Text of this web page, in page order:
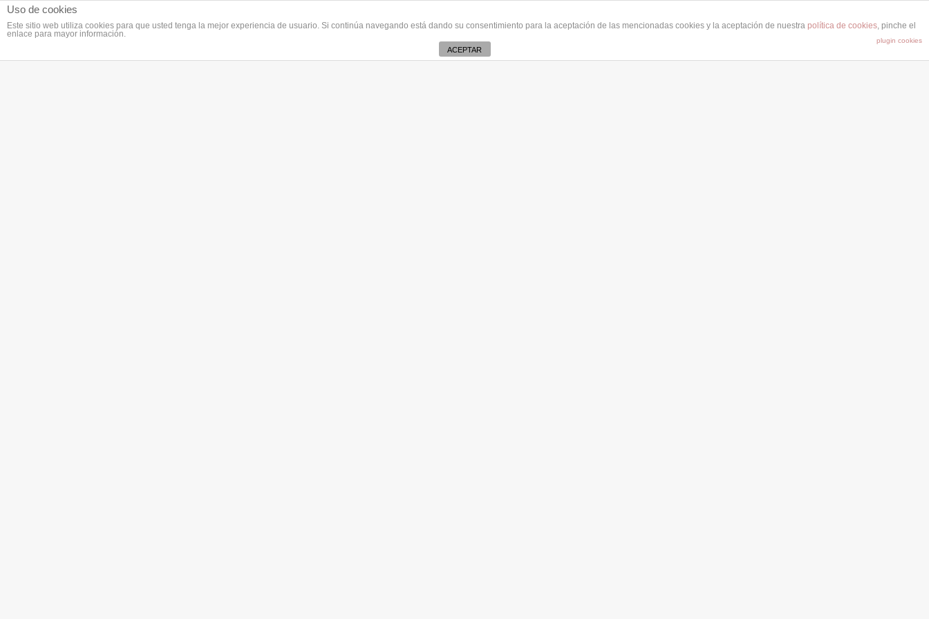
Uso de cookies
Este sitio web utiliza cookies para que usted tenga la mejor experiencia de usuario. Si continúa navegando está dando su consentimiento para la aceptación de las mencionadas cookies y la aceptación de nuestra política de cookies, pinche el
enlace para mayor información.
plugin cookies
ACEPTAR